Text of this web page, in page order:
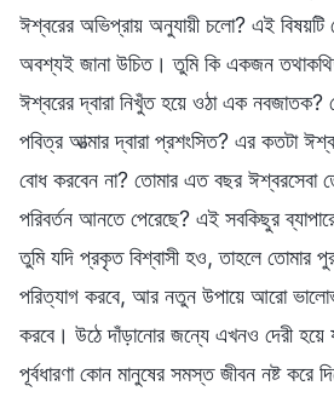
ঈশ্বরের অভিপ্রায় অনুযায়ী চলো? এই
অবশ্যই জানা উচিত। তুমি কি একজন তথাকথিত
ঈশ্বরের দ্বারা নিখুঁত হয়ে ওঠা এক নবজাতক?
পবিত্র আত্মার দ্বারা প্রশংসিত? এর কতটা
বোধ করবেন না? তোমার এত বছর ঈশ্বরসেবা
পরিবর্তন আনতে পেরেছে? এই সবকিছুর
তুমি যদি প্রকৃত বিশ্বাসী হও, তাহলে তোমার
পরিত্যাগ করবে, আর নতুন উপায়ে আরো
করবে। উঠে দাঁড়ানোর জন্যে এখনও দেরী হয়ে
পূর্বধারণা কোন মানুষের সমস্ত জীবন নষ্ট করে